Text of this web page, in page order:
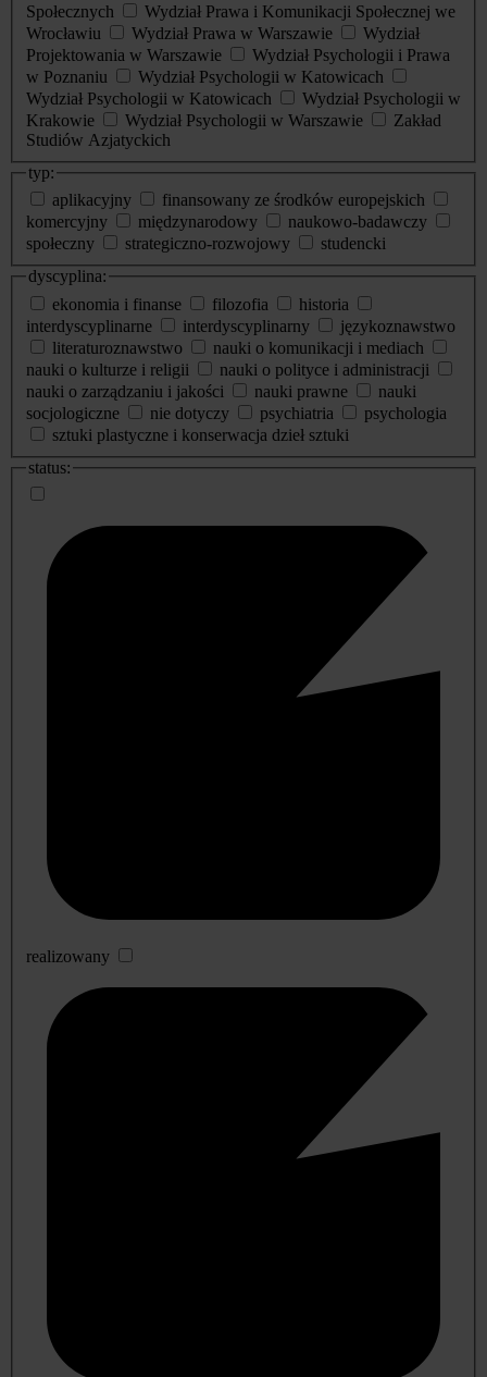
Społecznych
Wydział Prawa i Komunikacji Społecznej we
Wrocławiu
Wydział Prawa w Warszawie
Wydział
Projektowania w Warszawie
Wydział Psychologii i Prawa
w Poznaniu
Wydział Psychologii w Katowicach
Wydział Psychologii w Katowicach
Wydział Psychologii w
Krakowie
Wydział Psychologii w Warszawie
Zakład
Studiów Azjatyckich
typ:
aplikacyjny
finansowany ze środków europejskich
komercyjny
międzynarodowy
naukowo-badawczy
społeczny
strategiczno-rozwojowy
studencki
dyscyplina:
ekonomia i finanse
filozofia
historia
interdyscyplinarne
interdyscyplinarny
językoznawstwo
literaturoznawstwo
nauki o komunikacji i mediach
nauki o kulturze i religii
nauki o polityce i administracji
nauki o zarządzaniu i jakości
nauki prawne
nauki
socjologiczne
nie dotyczy psychiatria
psychologia
sztuki plastyczne i konserwacja dzieł sztuki
status:
realizowany